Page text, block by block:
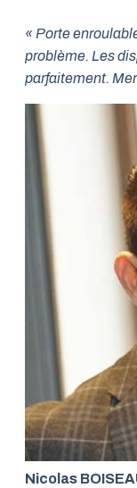
« Porte
problème. Les
parfaitement.
Nicolas